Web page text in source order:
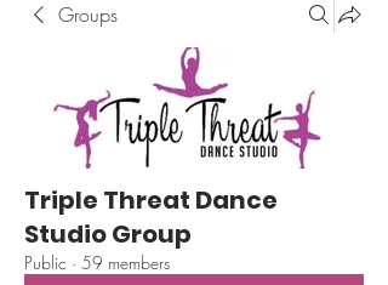
Groups
Triple Threat Dance
Studio Group
Public · 59 members